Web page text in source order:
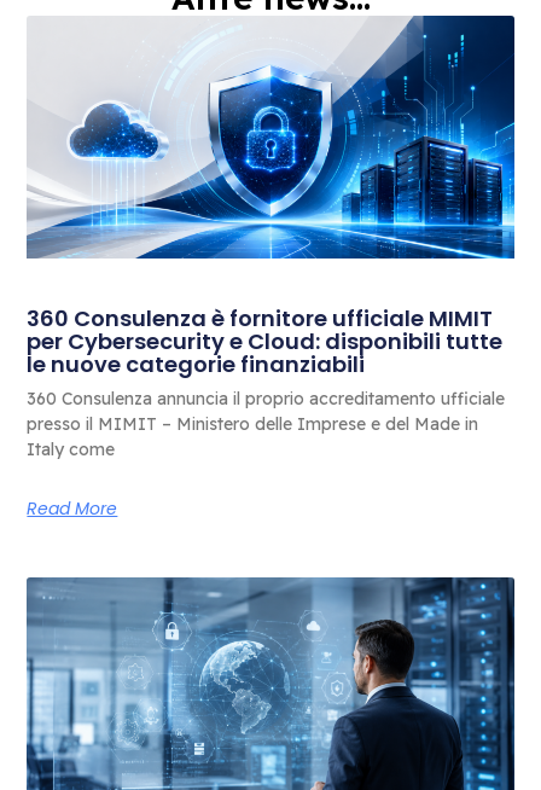
360 Consulenza è fornitore ufficiale MIMIT
per Cybersecurity e Cloud: disponibili tutte
le nuove categorie finanziabili
360 Consulenza annuncia il proprio accreditamento ufficiale
presso il MIMIT – Ministero delle Imprese e del Made in
Italy come
Read More